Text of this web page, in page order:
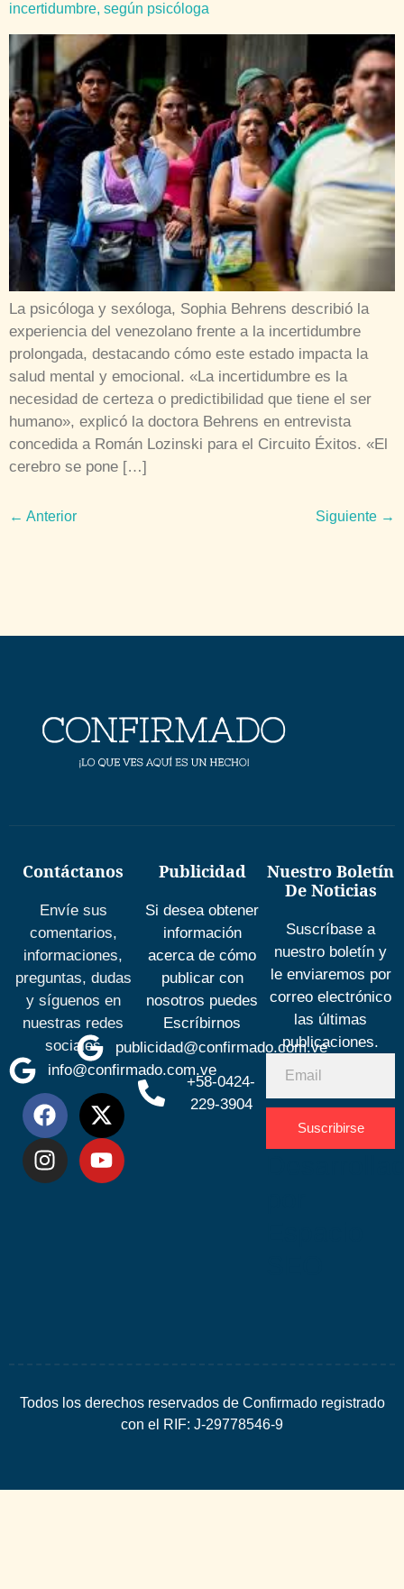
incertidumbre, según psicóloga
La psicóloga y sexóloga, Sophia Behrens describió la
experiencia del venezolano frente a la incertidumbre
prolongada, destacando cómo este estado impacta la
salud mental y emocional. «La incertidumbre es la
necesidad de certeza o predictibilidad que tiene el ser
humano», explicó la doctora Behrens en entrevista
concedida a Román Lozinski para el Circuito Éxitos. «El
cerebro se pone […]
← Anterior Siguiente →
Contáctanos
Envíe sus
comentarios,
informaciones,
preguntas, dudas
y síguenos en
nuestras redes
sociales
info@confirmado.com.ve
Publicidad
Si desea obtener
información
acerca de cómo
publicar con
nosotros puedes
Escríbirnos
publicidad@confirmado.com.ve
+58-0424-
229-3904
Nuestro Boletín
De Noticias
Suscríbase a
nuestro boletín y
le enviaremos por
correo electrónico
las últimas
publicaciones.
Suscribirse
Todos los derechos reservados de Confirmado registrado
con el RIF: J-29778546-9